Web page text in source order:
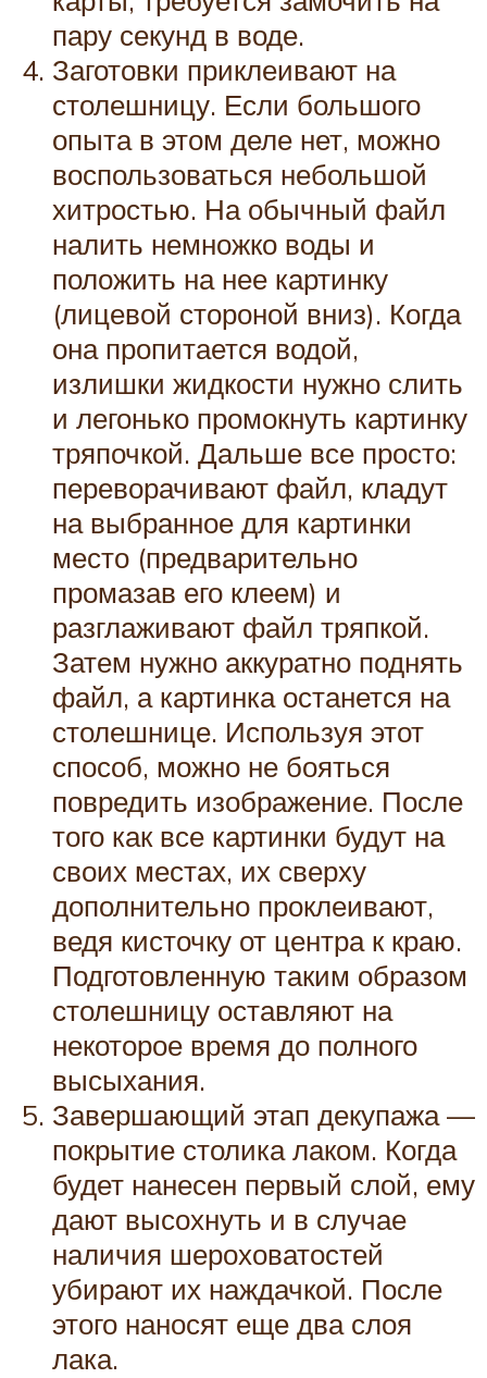
пару секунд в воде.
Заготовки приклеивают на
столешницу. Если большого
опыта в этом деле нет, можно
воспользоваться небольшой
хитростью. На обычный файл
налить немножко воды и
положить на нее картинку
(лицевой стороной вниз). Когда
она пропитается водой,
излишки жидкости нужно слить
и легонько промокнуть картинку
тряпочкой. Дальше все просто:
переворачивают файл, кладут
на выбранное для картинки
место (предварительно
промазав его клеем) и
разглаживают файл тряпкой.
Затем нужно аккуратно поднять
файл, а картинка останется на
столешнице. Используя этот
способ, можно не бояться
повредить изображение. После
того как все картинки будут на
своих местах, их сверху
дополнительно проклеивают,
ведя кисточку от центра к краю.
Подготовленную таким образом
столешницу оставляют на
некоторое время до полного
высыхания.
Завершающий этап декупажа —
покрытие столика лаком. Когда
будет нанесен первый слой, ему
дают высохнуть и в случае
наличия шероховатостей
убирают их наждачкой. После
этого наносят еще два слоя
лака.